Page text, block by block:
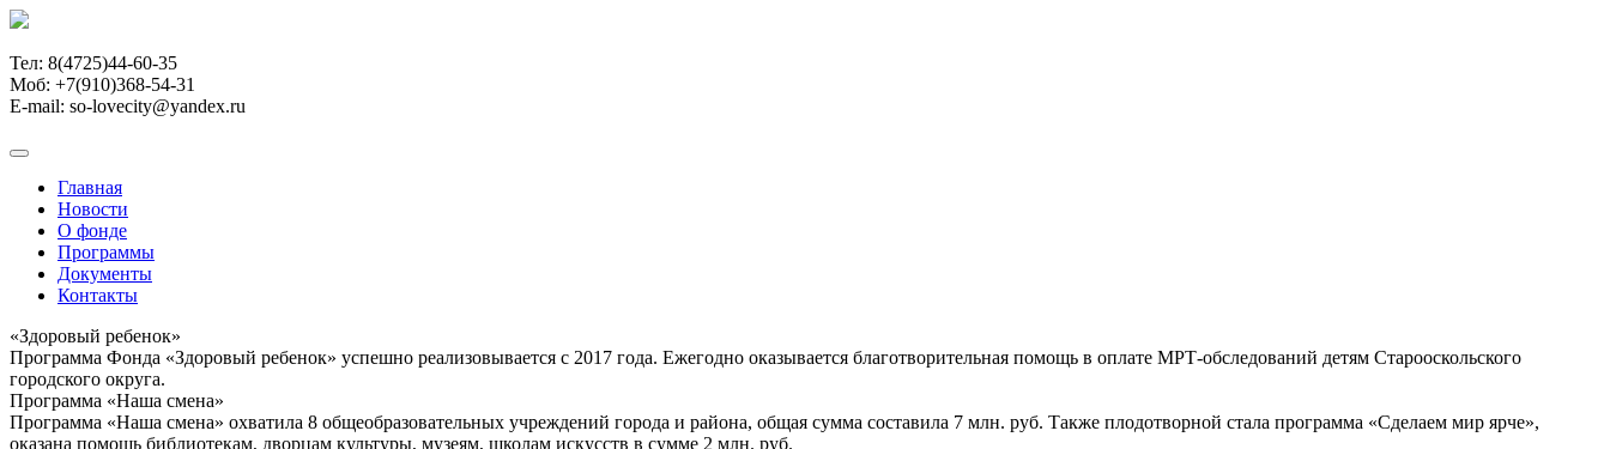
Тел: 8(4725)44-60-35
Моб: +7(910)368-54-31
E-mail: so-lovecity@yandex.ru
Главная
Новости
О фонде
Программы
Документы
Контакты
«Здоровый ребенок»
Программа Фонда «Здоровый ребенок» успешно реализовывается с 2017 года. Ежегодно оказывается благотворительная помощь в оплате МРТ-обследований детям Старооскольского
городского округа.
Программа «Наша смена»
Программа «Наша смена» охватила 8 общеобразовательных учреждений города и района, общая сумма составила 7 млн. руб. Также плодотворной стала программа «Сделаем мир ярче»,
оказана помощь библиотекам, дворцам культуры, музеям, школам искусств в сумме 2 млн. руб.